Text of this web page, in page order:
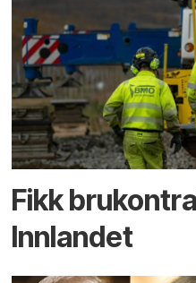
Fikk
Innlandet